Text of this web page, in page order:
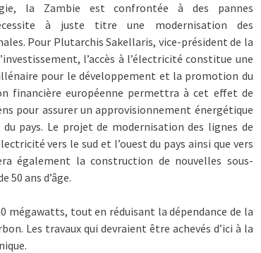
la Zambie est confrontée à des pannes
à juste titre une modernisation des
Pour Plutarchis Sakellaris, vice-président de la
l’accès à l’électricité constitue une
pour le développement et la promotion du
financière européenne permettra à cet effet de
pour assurer un approvisionnement énergétique
pays. Le projet de modernisation des lignes de
vers le sud et l’ouest du pays ainsi que vers
également la construction de nouvelles sous-
ans d’âge.
mégawatts, tout en réduisant la dépendance de la
Les travaux qui devraient être achevés d’ici à la